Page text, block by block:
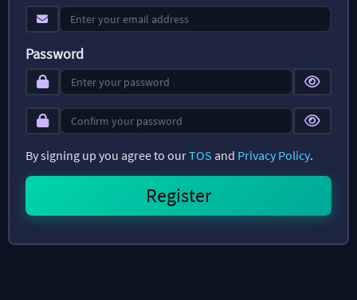
Password
By signing up you agree to ourTOS and Privacy Policy.